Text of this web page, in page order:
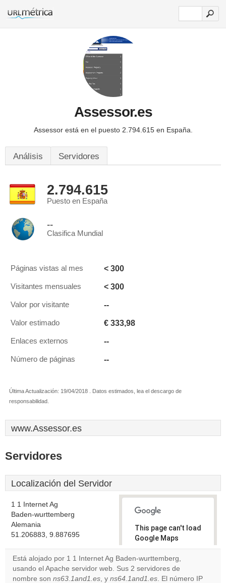
Assessor.es
Assessor está en el puesto 2.794.615 en España.
Análisis Servidores
2.794.615
Puesto en España
--
Clasifica Mundial
Páginas vistas al mes < 300
Visitantes mensuales < 300
Valor por visitante --
Valor estimado € 333,98
Enlaces externos --
Número de páginas --
Última Actualización: 19/04/2018 . Datos estimados, lea el descargo de
responsabilidad.
www.Assessor.es
Servidores
Localización del Servidor
1 1 Internet Ag
Baden-wurttemberg
Alemania
51.206883, 9.887695
This page can't load
Google Maps
correctly.
Do you
own this
OK
Está alojado por 1 1 Internet Ag Baden-wurttemberg,
usando el Apache servidor web. Sus 2 servidores de
nombre son ns63.1and1.es, y ns64.1and1.es. El número IP